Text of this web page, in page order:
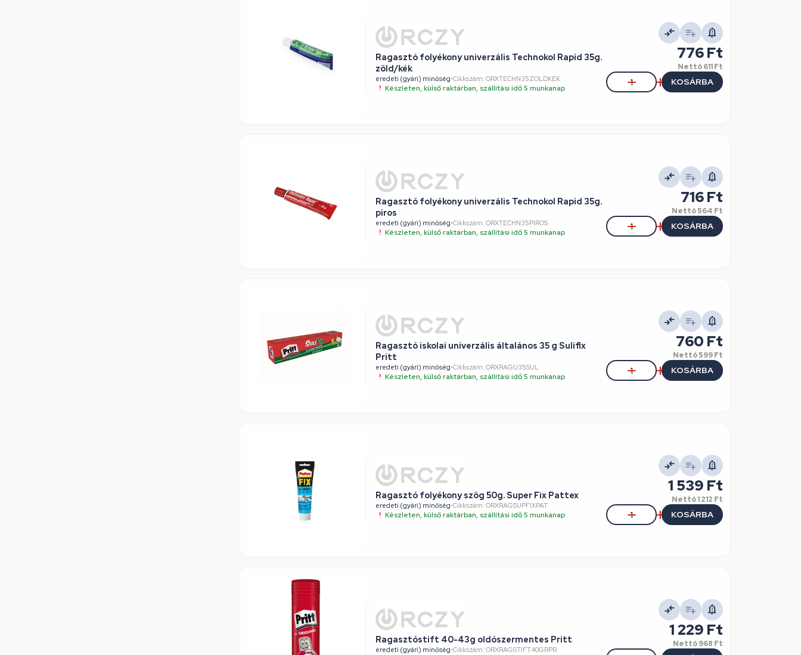
Ragasztó folyékony univerzális Technokol Rapid 35g.
zöld/kék
eredeti (gyári) minőség•Cikkszám: ORXTECHN35ZOLDKEK
Készleten, külső raktárban, szállítási idő 5 munkanap
776 Ft
Nettó611 Ft
KOSÁRBA
Ragasztó folyékony univerzális Technokol Rapid 35g.
piros
eredeti (gyári) minőség•Cikkszám: ORXTECHN35PIROS
Készleten, külső raktárban, szállítási idő 5 munkanap
716 Ft
Nettó564 Ft
KOSÁRBA
Ragasztó iskolai univerzális általános 35 g Sulifix
Pritt
eredeti (gyári) minőség•Cikkszám: ORXRAGU35SUL
Készleten, külső raktárban, szállítási idő 5 munkanap
760 Ft
Nettó599 Ft
KOSÁRBA
Ragasztó folyékony szög 50g. Super Fix Pattex
eredeti (gyári) minőség•Cikkszám: ORXRAGSUPFIXPAT
Készleten, külső raktárban, szállítási idő 5 munkanap
1 539 Ft
Nettó1 212 Ft
KOSÁRBA
Ragasztóstift 40-43g oldószermentes Pritt
eredeti (gyári) minőség•Cikkszám: ORXRAGSTIFT40GRPR
1 229 Ft
Nettó968 Ft